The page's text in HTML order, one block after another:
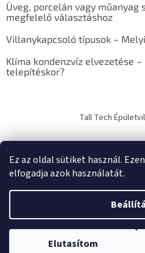
Ez az oldal sütiket használ.
elfogadja azok használatát.
Elutasítom
s
ő
Üveg, porcelán vagy műanyag
megfelelő választáshoz
Villanykapcsoló típusok –
Klíma kondenzvíz elvezetése
telepítéskor?
Tall Tech
Copyright 2026TechTrade
beállítások